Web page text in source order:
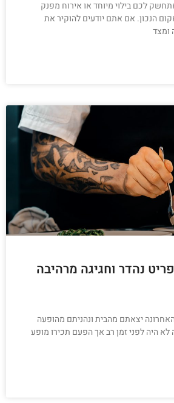
לכם בילוי מיוחד או אירוח מפנק
הנכון. אם אתם יודעים להוקיר את
ומצד
נהדר וחגיגה מרהיבה
יצאתם מהבית ונהניתם מהופעה
לא היה לפני זמן רב אך הפעם תכירו מופע